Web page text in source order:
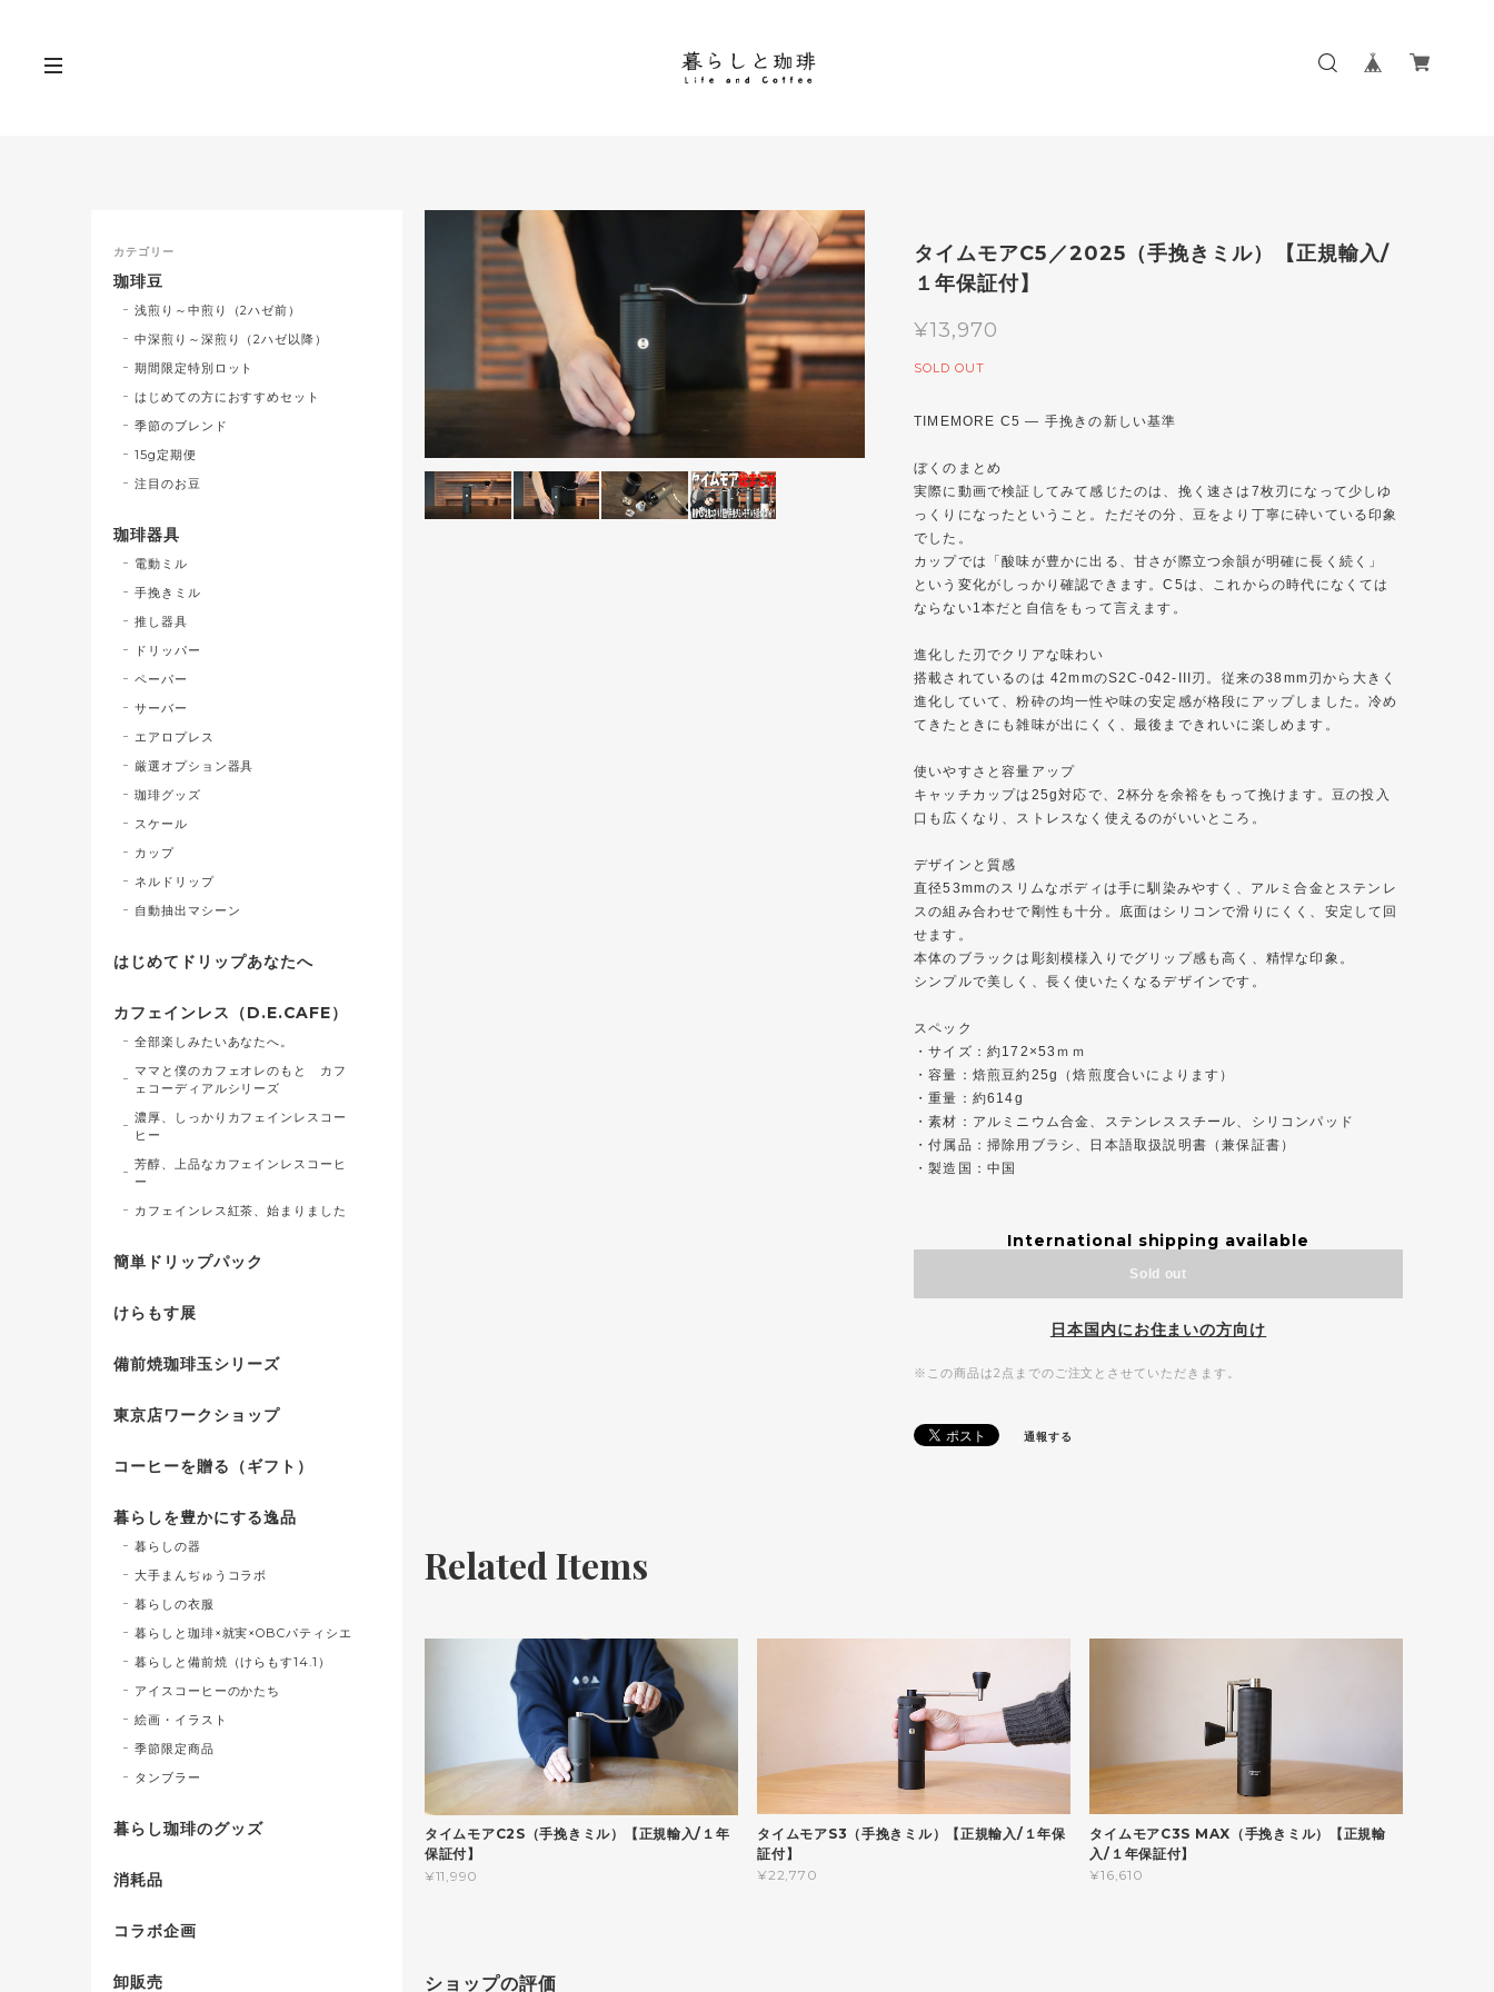
タイムモアC5／2025（手挽きミル）【正規輸入/
１年保証付】
¥13,970
SOLD OUT
TIMEMORE C5 — 手挽きの新しい基準
ぼくのまとめ
実際に動画で検証してみて感じたのは、挽く速さは7枚刃になって少しゆ
っくりになったということ。ただその分、豆をより丁寧に砕いている印象
でした。
カップでは「酸味が豊かに出る、甘さが際立つ余韻が明確に長く続く」
という変化がしっかり確認できます。C5は、これからの時代になくては
ならない1本だと自信をもって言えます。
進化した刃でクリアな味わい
搭載されているのは 42mmのS2C-042-III刃。従来の38mm刃から大きく
進化していて、粉砕の均一性や味の安定感が格段にアップしました。冷め
てきたときにも雑味が出にくく、最後まできれいに楽しめます。
使いやすさと容量アップ
キャッチカップは25g対応で、2杯分を余裕をもって挽けます。豆の投入
口も広くなり、ストレスなく使えるのがいいところ。
デザインと質感
直径53mmのスリムなボディは手に馴染みやすく、アルミ合金とステンレ
スの組み合わせで剛性も十分。底面はシリコンで滑りにくく、安定して回
せます。
本体のブラックは彫刻模様入りでグリップ感も高く、精悍な印象。
シンプルで美しく、長く使いたくなるデザインです。
スペック
・サイズ：約172×53ｍｍ
・容量：焙煎豆約25g（焙煎度合いによります）
・重量：約614g
・素材：アルミニウム合金、ステンレススチール、シリコンパッド
・付属品：掃除用ブラシ、日本語取扱説明書（兼保証書）
・製造国：中国
International shipping available
Sold out
日本国内にお住まいの方向け
※この商品は2点までのご注文とさせていただきます。
通報する
Related Items
タイムモアC2S（手挽きミル）【正規輸入/１年
保証付】
¥11,990
タイムモアS3（手挽きミル）【正規輸入/１年保
証付】
¥22,770
タイムモアC3S MAX（手挽きミル）【正規輸
入/１年保証付】
¥16,610
ショップの評価
カテゴリー
珈琲豆
浅煎り～中煎り（2ハゼ前）
中深煎り～深煎り（2ハゼ以降）
期間限定特別ロット
はじめての方におすすめセット
季節のブレンド
15g定期便
注目のお豆
珈琲器具
電動ミル
手挽きミル
推し器具
ドリッパー
ペーパー
サーバー
エアロプレス
厳選オプション器具
珈琲グッズ
スケール
カップ
ネルドリップ
自動抽出マシーン
はじめてドリップあなたへ
カフェインレス（D.E.CAFE）
全部楽しみたいあなたへ。
ママと僕のカフェオレのもと カフ
ェコーディアルシリーズ
濃厚、しっかりカフェインレスコー
ヒー
芳醇、上品なカフェインレスコーヒ
ー
カフェインレス紅茶、始まりました
簡単ドリップパック
けらもす展
備前焼珈琲玉シリーズ
東京店ワークショップ
コーヒーを贈る（ギフト）
暮らしを豊かにする逸品
暮らしの器
大手まんぢゅうコラボ
暮らしの衣服
暮らしと珈琲×就実×OBCパティシエ
暮らしと備前焼（けらもす14.1）
アイスコーヒーのかたち
絵画・イラスト
季節限定商品
タンブラー
暮らし珈琲のグッズ
消耗品
コラボ企画
卸販売